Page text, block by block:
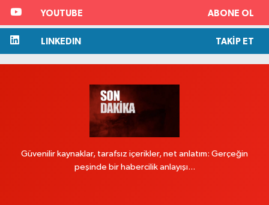
YOUTUBE ABONE OL
LINKEDIN TAKIP ET
Güvenilir kaynaklar, tarafsız içerikler, net anlatım: Gerçeğin
peşinde bir habercilik anlayışı...